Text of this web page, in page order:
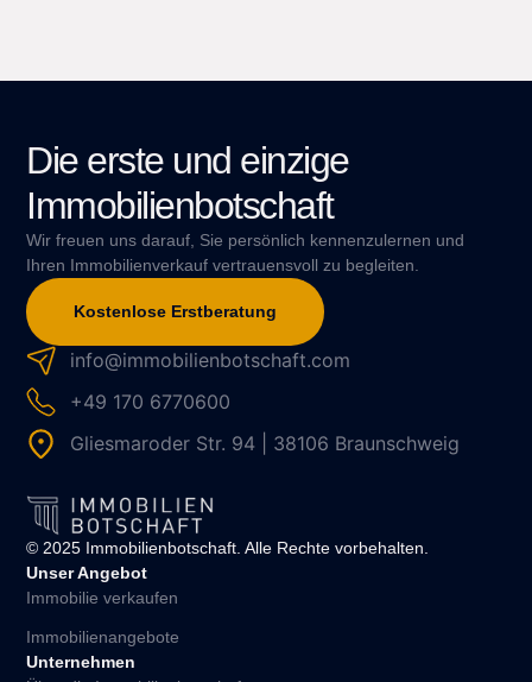
Die erste und einzige
Immobilienbotschaft
Wir freuen uns darauf, Sie persönlich kennenzulernen und
Ihren Immobilienverkauf vertrauensvoll zu begleiten.
Kostenlose Erstberatung
info@immobilienbotschaft.com
+49 170 6770600
Gliesmaroder Str. 94 | 38106 Braunschweig
© 2025 Immobilienbotschaft. Alle Rechte vorbehalten.
Unser Angebot
Immobilie verkaufen
Immobilienangebote
Unternehmen